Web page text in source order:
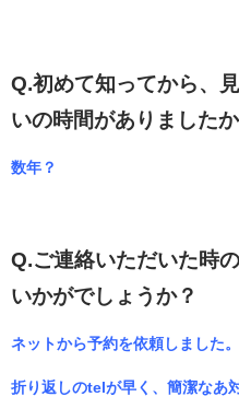
Q.初めて知ってから、
いの時間がありました
数年？
Q.ご連絡いただいた時
いかがでしょうか？
ネットから予約を依頼しました。
折り返しのtelが早く、簡潔なあ